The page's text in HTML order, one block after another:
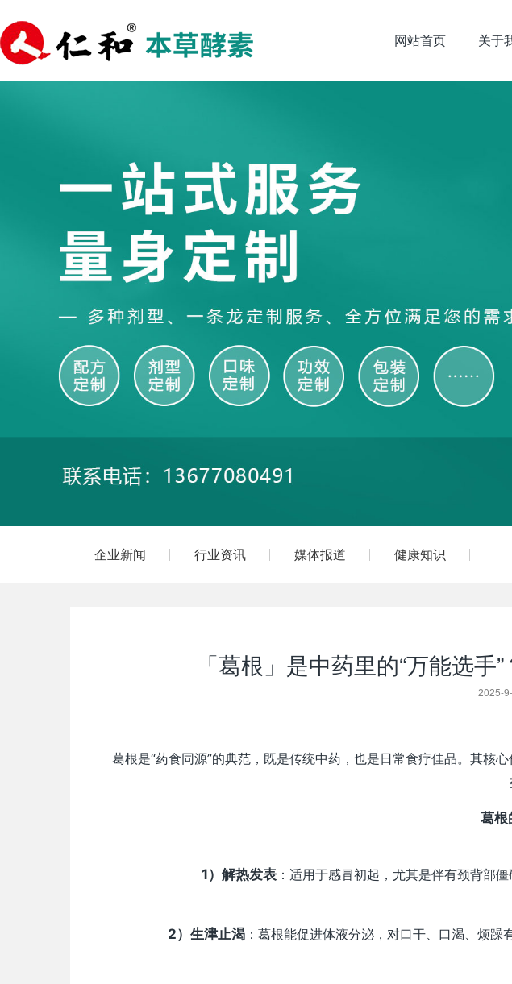
网站首页 关于
企业新闻 行业资讯 媒体报道 健康知识
「葛根」是中药里的“万能选
2025-
葛根是“药食同源”的典范，既是传统中药，也是日常食疗佳品。其核
葛根
1）解热发表：适用于感冒初起，尤其是伴有颈背部
2）生津止渴 ：葛根能促进体液分泌，对口干、口渴、烦